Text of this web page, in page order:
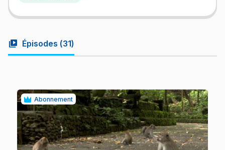
video_library Épisodes (31)
Abonnement